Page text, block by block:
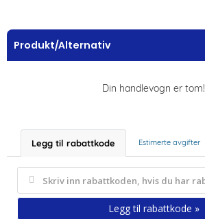
Produkt/Alternativ
Din handlevogn er tom!
Legg til rabattkode Estimerte avgifter
Legg til rabattkode »